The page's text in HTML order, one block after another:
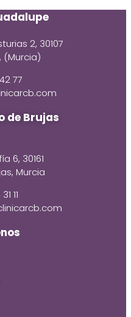
2, 30107
(Murcia)
77
de Brujas
6, 30161
Murcia
11